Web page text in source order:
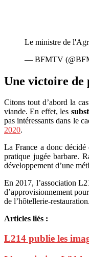
Le ministre de
— BFMTV
Une victoire de
Citons tout d’abord la
viande. En effet, les
pas intéressants dans le
2020.
La France a donc décidé
pratique jugée barbare.
développement d’une
En 2017, l’association
d’approvisionnement
de l’hôtellerie-restauration.
Articles liés :
L214 publie les